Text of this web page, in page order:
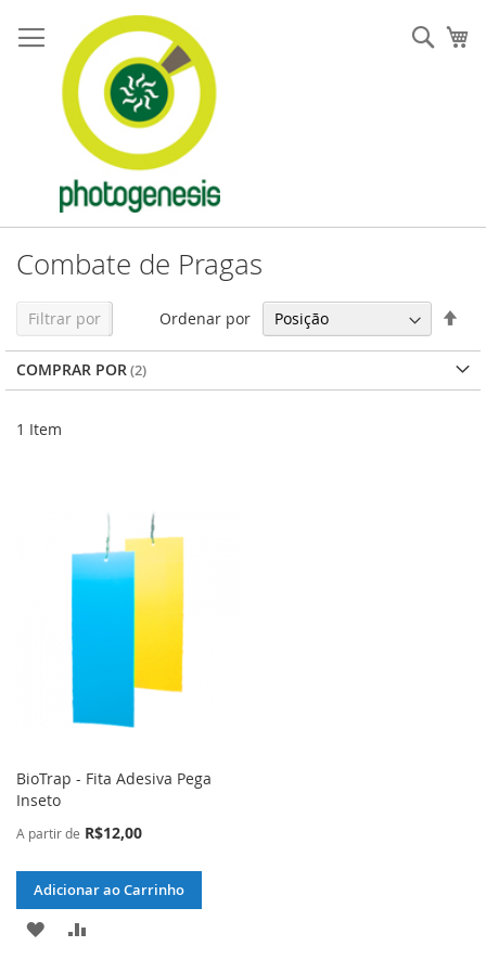
para
o
conteúdo
Combate de Pragas
1 Item
Ordenar por
BioTrap - Fita Adesiva Pega
Inseto
A partir de R$12,00
Adicionar ao Carrinho
ADICIONAR
Filtrar por
COMPRAR POR